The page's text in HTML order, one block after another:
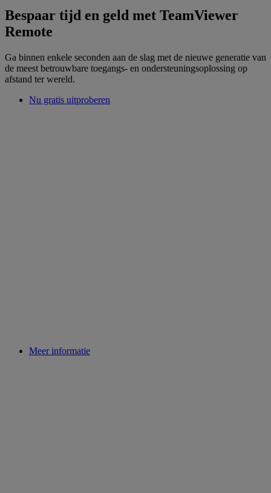
Bespaar tijd en geld met TeamViewer
Remote
Ga binnen enkele seconden aan de slag met de nieuwe generatie van
de meest betrouwbare toegangs- en ondersteuningsoplossing op
afstand ter wereld.
Nu gratis uitproberen
Meer informatie